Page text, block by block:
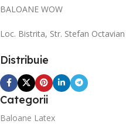
BALOANE WOW
Loc. Bistrita, Str. Stefan
Distribuie
Categorii
Baloane Latex